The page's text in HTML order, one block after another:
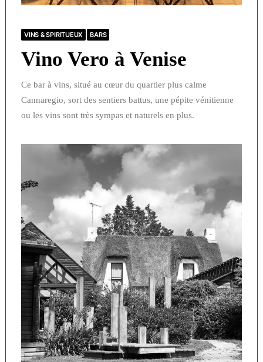
VINS & SPIRITUEUX BARS
Vino Vero à Venise
Ce bar à vins, situé au cœur du quartier plus calme
Cannaregio, sort des sentiers battus, une pépite vénitienne
ou les vins sont très sympas et naturels en plus.